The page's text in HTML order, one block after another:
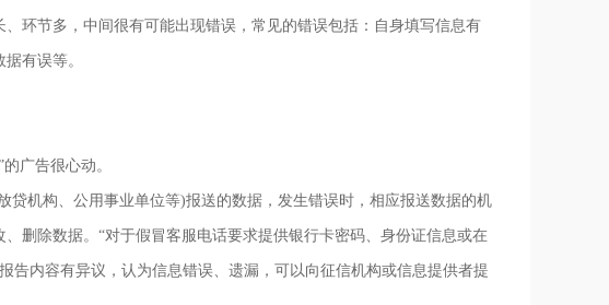
节多，中间很有可能出现错误，常见的错误包括：自身填写信息有
有误等。
广告很心动。
机构、公用事业单位等)报送的数据，发生错误时，相应报送数据的机
删除数据。“对于假冒客服电话要求提供银行卡密码、身份证信息或在
告内容有异议，认为信息错误、遗漏，可以向征信机构或信息提供者提